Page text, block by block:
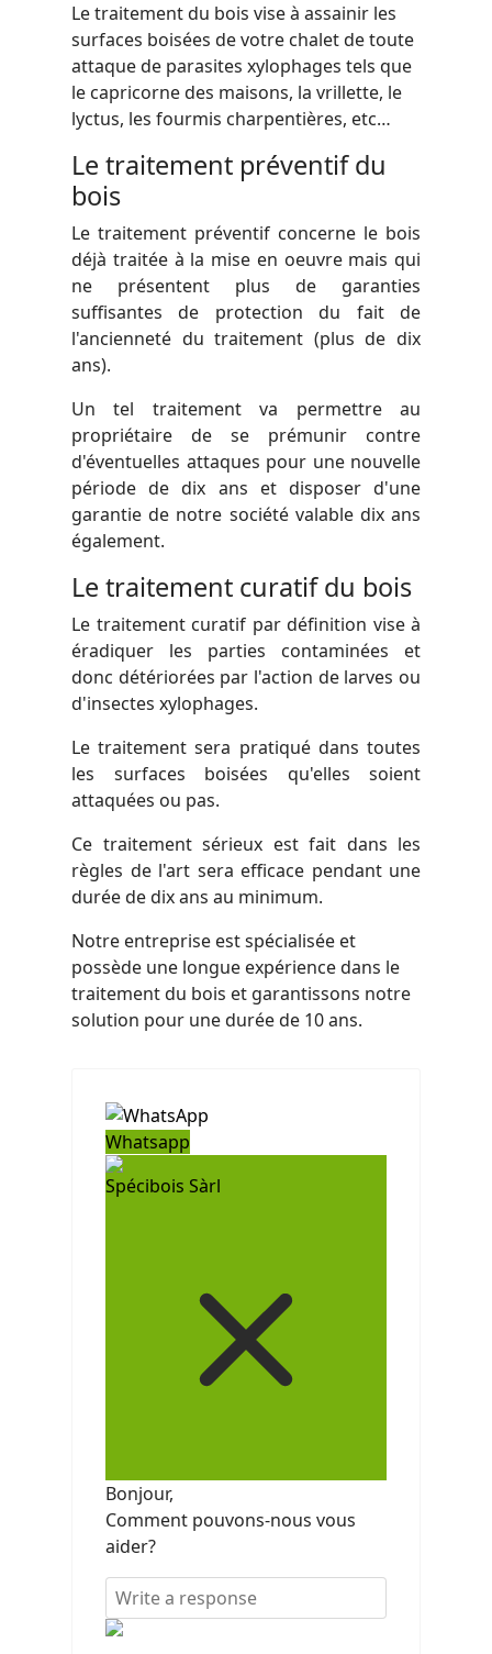
Le traitement du bois vise à assainir les
surfaces boisées de votre chalet de toute
attaque de parasites xylophages tels que
le capricorne des maisons, la vrillette, le
lyctus, les fourmis charpentières, etc…
Le traitement préventif du
bois
Le traitement préventif concerne le bois
déjà traitée à la mise en oeuvre mais qui
ne présentent plus de garanties
suffisantes de protection du fait de
l'ancienneté du traitement (plus de dix
ans).
Un tel traitement va permettre au
propriétaire de se prémunir contre
d'éventuelles attaques pour une nouvelle
période de dix ans et disposer d'une
garantie de notre société valable dix ans
également.
Le traitement curatif du bois
Le traitement curatif par définition vise à
éradiquer les parties contaminées et
donc détériorées par l'action de larves ou
d'insectes xylophages.
Le traitement sera pratiqué dans toutes
les surfaces boisées qu'elles soient
attaquées ou pas.
Ce traitement sérieux est fait dans les
règles de l'art sera efficace pendant une
durée de dix ans au minimum.
Notre entreprise est spécialisée et
possède une longue expérience dans le
traitement du bois et garantissons notre
solution pour une durée de 10 ans.
Whatsapp
Spécibois Sàrl
Bonjour,
Comment pouvons-nous vous
aider?